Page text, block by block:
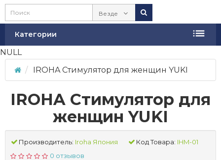
Везде
Категории
NULL
IROHA Стимулятор для женщин YUKI
IROHA Стимулятор для
женщин YUKI
Производитель: Iroha Япония Код Товара: IHM-01
0 отзывов